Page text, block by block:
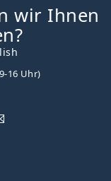
wir Ihnen
16 Uhr)